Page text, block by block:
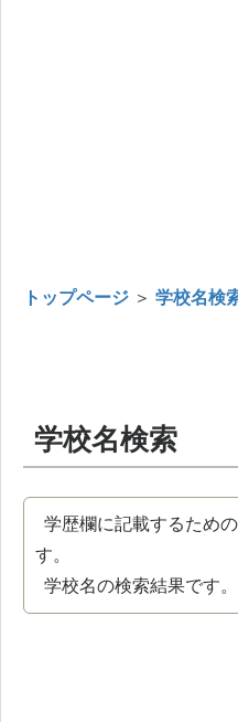
トップページ ＞ 学校名検
学校名検索
学歴欄に記載するため
す。
学校名の検索結果です